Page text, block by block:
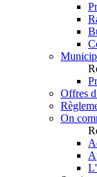
Offres
On